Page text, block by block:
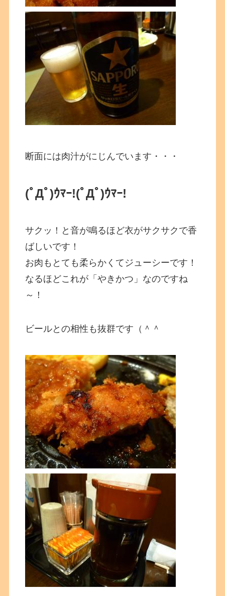
断面には肉汁がにじんでいます・・・
(ﾟДﾟ)ｳﾏｰ!(ﾟДﾟ)ｳﾏｰ!
サクッ！と音が鳴るほど衣がサクサクで香
ばしいです！
お肉もとても柔らかくてジューシーです！
なるほどこれが「やきかつ」なのですね
～！
ビールとの相性も抜群です（＾＾